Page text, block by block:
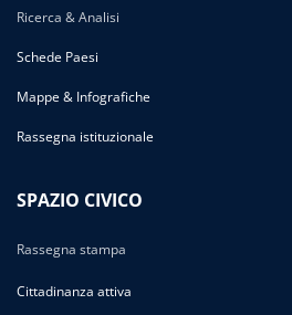
Ricerca & Analisi
Schede Paesi
Mappe & Infografiche
Rassegna istituzionale
SPAZIO CIVICO
Rassegna stampa
Cittadinanza attiva